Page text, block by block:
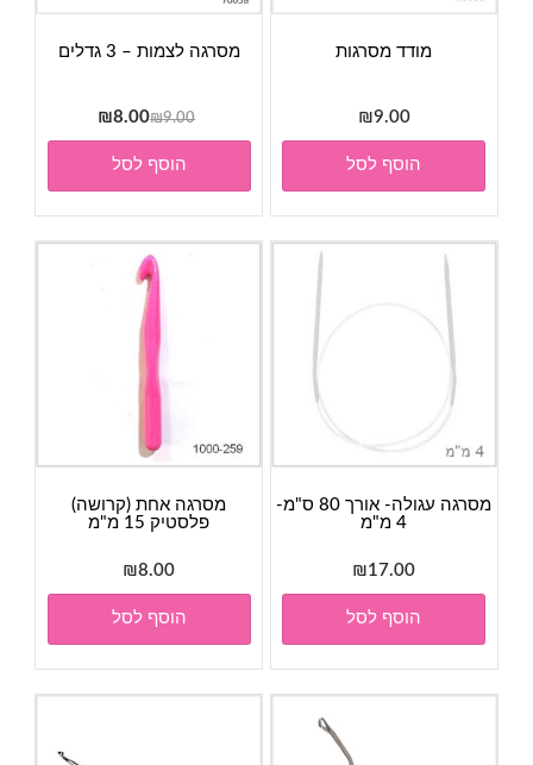
מודד מסרגות
₪9.00
הוסף לסל
מסרגה לצמות – 3 גדלים
₪9.00
המחיר
המקורי
היה:
₪9.00.
₪8.00
המחיר
הנוכחי
₪8.00.
הוסף לסל
מסרגה עגולה- אורך 80 ס"מ-
4 מ"מ
₪17.00
הוסף לסל
מסרגה אחת (קרושה)
פלסטיק 15 מ"מ
₪8.00
הוסף לסל